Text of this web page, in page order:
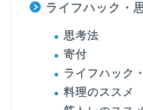
ライフハック・
思考法
寄付
ライフハック
料理のススメ